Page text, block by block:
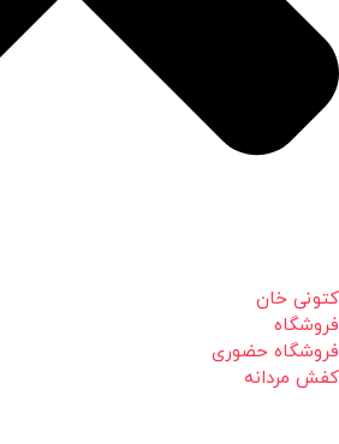
کتونی خان
فروشگاه
فروشگاه حضوری
کفش مردانه